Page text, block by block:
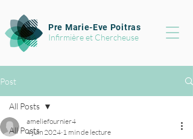
Pre Marie-Eve Poitras
Infirmière et Chercheuse
Post
All Posts
All Posts
ameliefournier4
4 juin 2024 1 min de lecture